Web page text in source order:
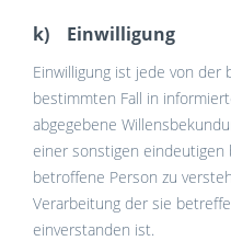
k) Einwilligung
Einwilligung ist jede von
bestimmten Fall in
abgegebene
einer sonstigen
betroffene Person zu
Verarbeitung der sie
einverstanden ist.